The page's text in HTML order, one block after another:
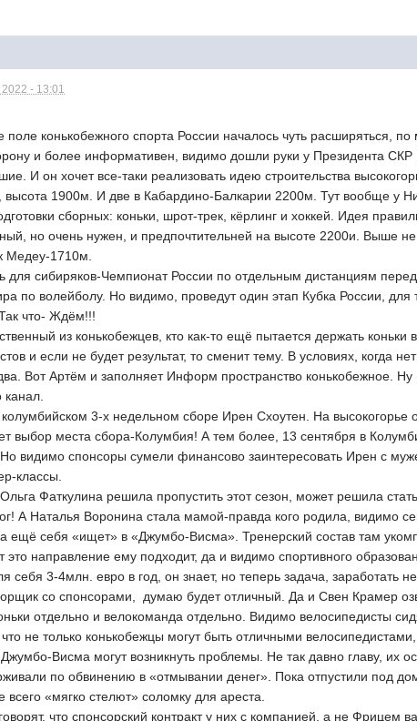
- 13:01
конькобежного спорта России началось чуть расширяться,
и более информативен, видимо дошли руки у Президента
И он хочет все-таки реализовать идею строительства
высота 1900м. И две в Кабардино-Балкарии 2200м. Тут вообще у
сборных: коньки, шрот-трек, кёрлинг и хоккей. Идея
но очень нужен, и предпочтительней на высоте 2200и. Выше
Медеу-1710м.
для сибиряков-Чемпионат России по отдельным дистанциям
по волейболу. Но видимо, проведут один этап Кубка России,
что- Ждём!!!
из конькобежцев, кто как-то ещё пытается держать
и если не будет результат, то сменит тему. В условиях, когда
Вот Артём и заполняет Информ пространство конькобежное. Ну
3-х недельном сборе Ирен Схоутен. На высокогорье
выбор места сбора-Колумбия! А тем более, 13 сентября в
видимо спонсоры сумели финансово заинтересовать Ирен с
классы.
Фаткулина решила пропустить этот сезон, может решила
А Наталья Воронина стала мамой-правда кого родила, видимо
ещё себя «ищет» в «Джумбо-Висма». Тренерский состав там
это направление ему подходит, да и видимо спортивного
себя 3-4млн. евро в год, он знает, но теперь задача, заработать
со спонсорами, думаю будет отличный. Да и Свен Крамер
отдельно и велокоманда отдельно. Видимо велосипедисты
что не только конькобежцы могут быть отличными
Висма могут возникнуть проблемы. Не так давно главу, их
по обвинению в «отмывании денег». Пока отпустили под
«мягко стелют» соломку для ареста.
что спонсорский контракт у них с компанией, а не Фрицем